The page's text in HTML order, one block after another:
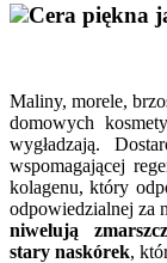
Cera piękna
Maliny, morele,
domowych
wygładzają.
wspomagającej
kolagenu, który
odpowiedzialnej za
niwelują
stary naskórek,